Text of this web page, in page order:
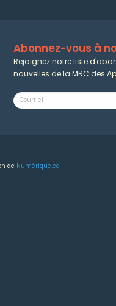
Abonnez-vous à
Rejoignez notre liste
nouvelles de la MRC des
de Numérique.ca